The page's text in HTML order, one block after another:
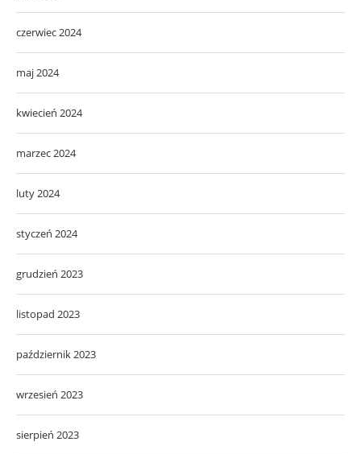
czerwiec 2024
maj 2024
kwiecień 2024
marzec 2024
luty 2024
styczeń 2024
grudzień 2023
listopad 2023
październik 2023
wrzesień 2023
sierpień 2023